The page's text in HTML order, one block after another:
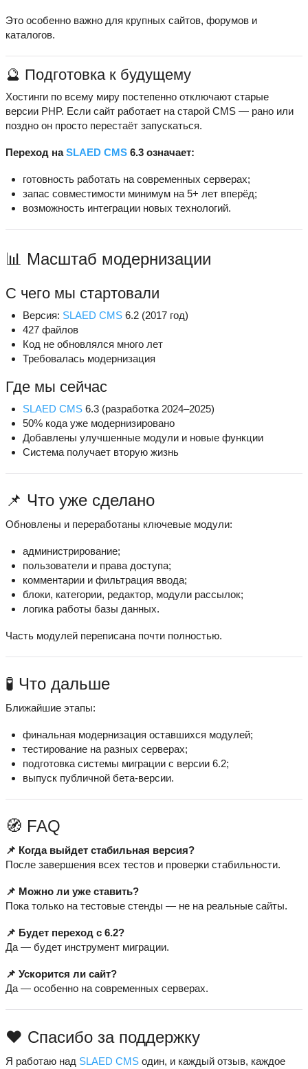
Это особенно важно для крупных сайтов, форумов и
каталогов.
🔮 Подготовка к будущему
Хостинги по всему миру постепенно отключают старые
версии PHP. Если сайт работает на старой CMS — рано или
поздно он просто перестаёт запускаться.
Переход наSLAED CMS 6.3 означает:
готовность работать на современных серверах;
запас совместимости минимум на 5+ лет вперёд;
возможность интеграции новых технологий.
📊 Масштаб модернизации
С чего мы стартовали
Версия: SLAED CMS 6.2 (2017 год)
427 файлов
Код не обновлялся много лет
Требовалась модернизация
Где мы сейчас
SLAED CMS 6.3 (разработка 2024–2025)
50% кода уже модернизировано
Добавлены улучшенные модули и новые функции
Система получает вторую жизнь
📌 Что уже сделано
Обновлены и переработаны ключевые модули:
администрирование;
пользователи и права доступа;
комментарии и фильтрация ввода;
блоки, категории, редактор, модули рассылок;
логика работы базы данных.
Часть модулей переписана почти полностью.
🧪 Что дальше
Ближайшие этапы:
финальная модернизация оставшихся модулей;
тестирование на разных серверах;
подготовка системы миграции с версии 6.2;
выпуск публичной бета-версии.
🧭 FAQ
📌 Когда выйдет стабильная версия?
После завершения всех тестов и проверки стабильности.
📌 Можно ли уже ставить?
Пока только на тестовые стенды — не на реальные сайты.
📌 Будет переход с 6.2?
Да — будет инструмент миграции.
📌 Ускорится ли сайт?
Да — особенно на современных серверах.
❤️ Спасибо за поддержку
Я работаю над SLAED CMS один, и каждый отзыв, каждое